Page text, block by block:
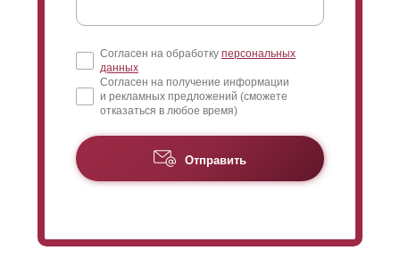
Согласен на обработку персональных
данных
Согласен на получение информации
и рекламных предложений (сможете
отказаться в любое время)
Отправить